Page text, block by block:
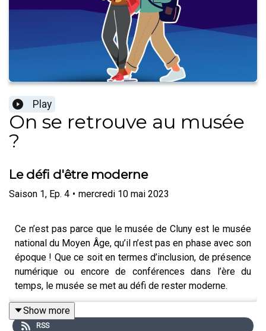
Play
On se retrouve au musée
?
Le défi d'être moderne
Saison 1, Ep. 4 • mercredi 10 mai 2023
Ce n’est pas parce que le musée de Cluny est le musée
national du Moyen Âge, qu’il n’est pas en phase avec son
époque ! Que ce soit en termes d’inclusion, de présence
numérique ou encore de conférences dans l’ère du
temps, le musée se met au défi de rester moderne.
Comment ? C’est ce que Caroline et Jérémie vous
invitent à découvrir dans ce dernier épisode de la saison
Show more
RSS